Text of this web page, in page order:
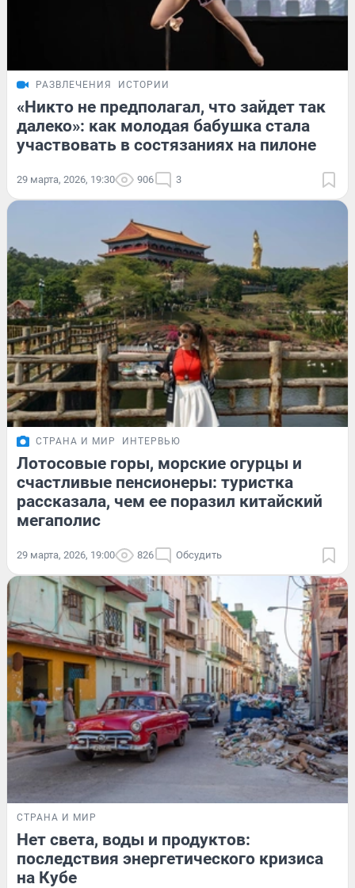
РАЗВЛЕЧЕНИЯ ИСТОРИИ
«Никто не предполагал, что зайдет так
далеко»: как молодая бабушка стала
участвовать в состязаниях на пилоне
29 марта, 2026, 19:30 906 3
СТРАНА И МИР ИНТЕРВЬЮ
Лотосовые горы, морские огурцы и
счастливые пенсионеры: туристка
рассказала, чем ее поразил китайский
мегаполис
29 марта, 2026, 19:00 826 Обсудить
СТРАНА И МИР
Нет света, воды и продуктов:
последствия энергетического кризиса
на Кубе